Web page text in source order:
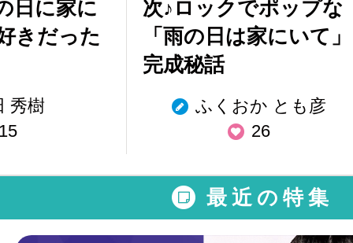
日に家に
きだった
秀樹
次♪ロックでポップな
「雨の日は家にいて」
完成秘話
ふくおか とも彦
26
最近の特集